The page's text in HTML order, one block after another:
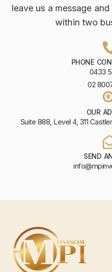
leave us a message
within two
PHONE
0433
02
OUR
Suite 888, Level 4, 311
SEND